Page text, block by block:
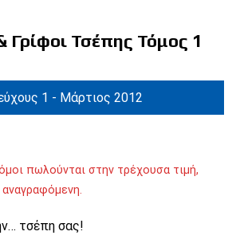
Γρίφοι Τσέπης Τόμος 1
1 - Μάρτιος 2012
πωλούνται στην τρέχουσα τιμή,
τσέπη σας!